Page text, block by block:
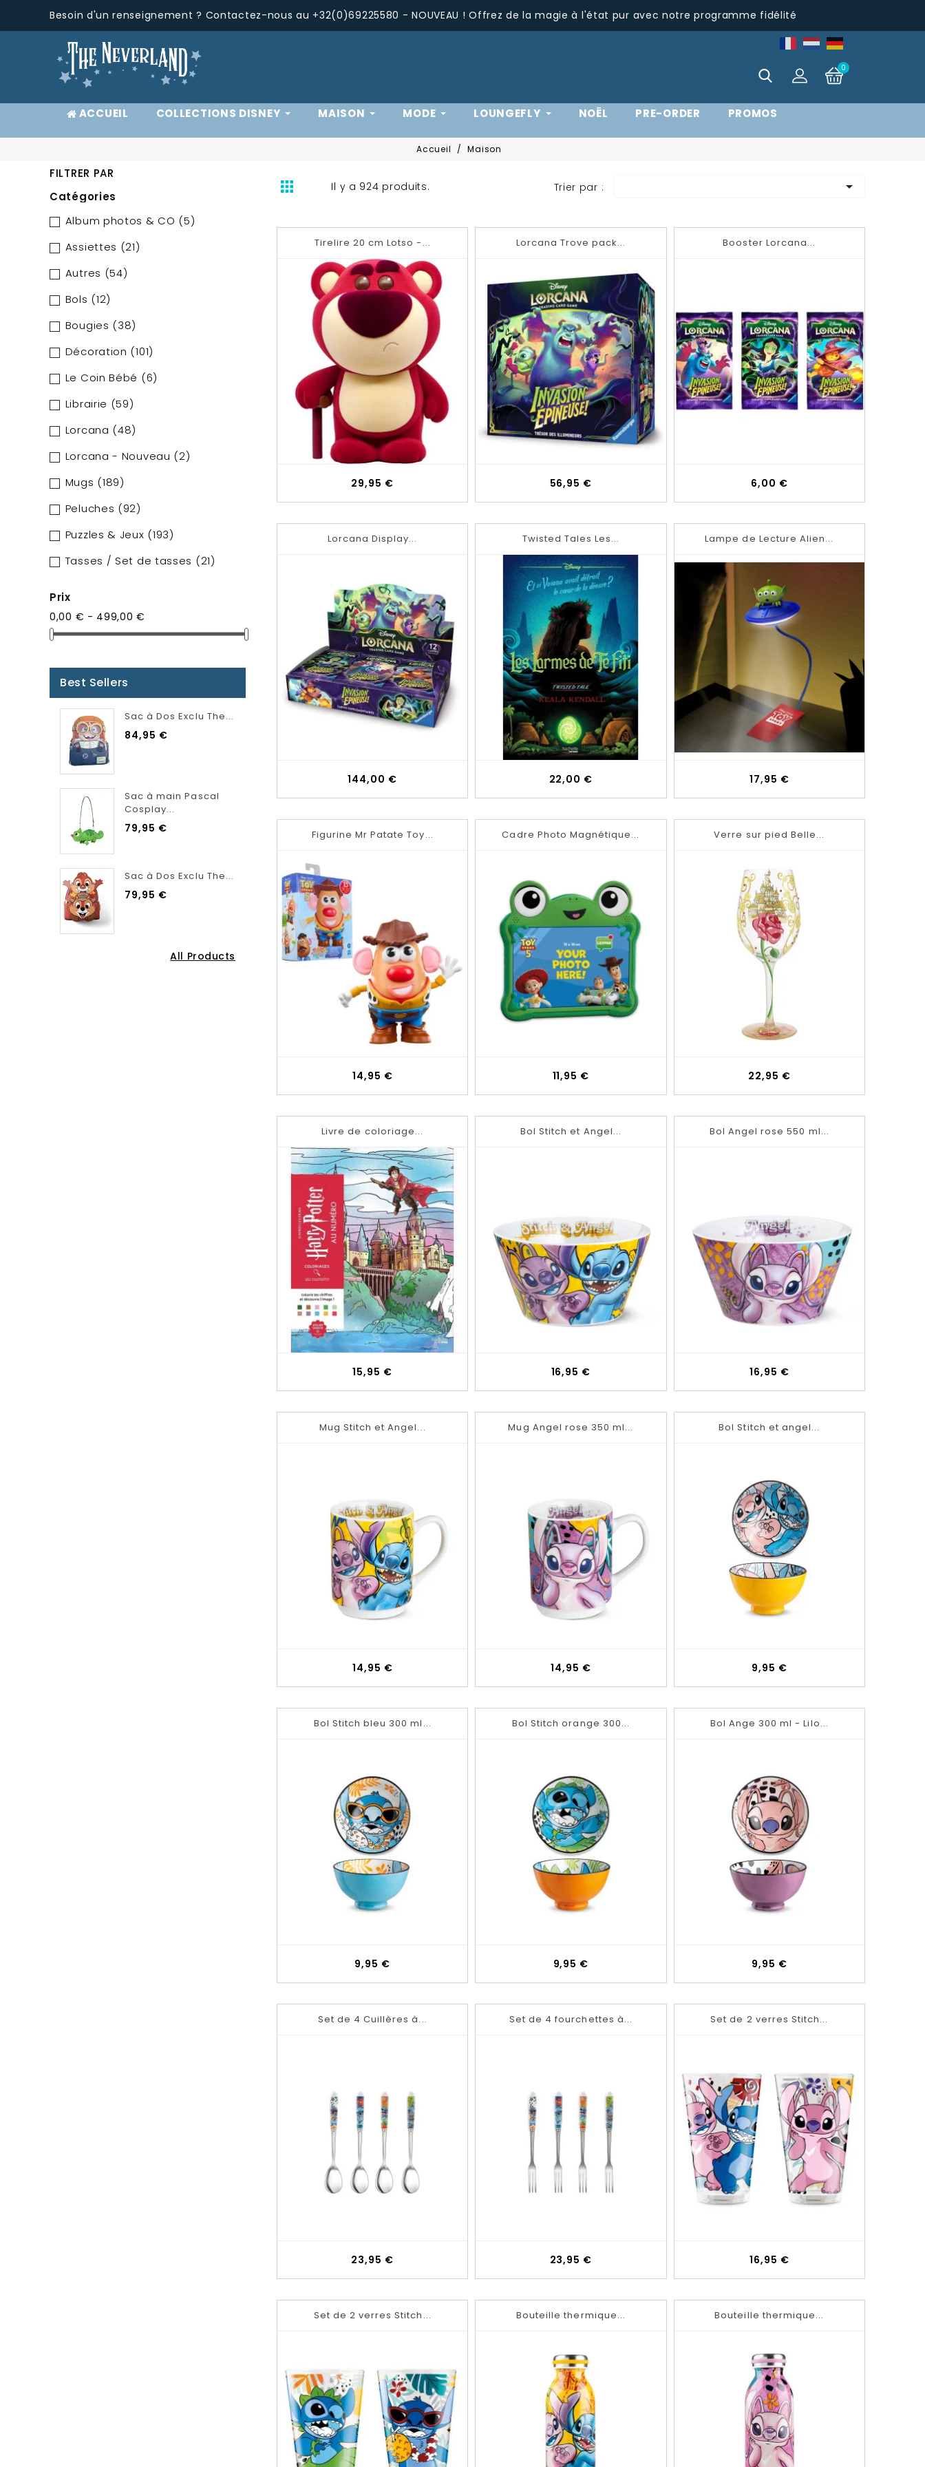
Besoin d'un renseignement ? Contactez-nous au +32(0)69225580 - NOUVEAU ! Offrez de la magie à l'état pur avec notre programme fidélité
0
ACCUEIL COLLECTIONS DISNEY MAISON MODE LOUNGEFLY NOËL PRE-ORDER PROMOS
Accueil Maison
FILTRER PAR
Catégories
Album photos & CO (5)
Assiettes (21)
Autres (54)
Bols (12)
Bougies (38)
Décoration (101)
Le Coin Bébé (6)
Librairie (59)
Lorcana (48)
Lorcana - Nouveau (2)
Mugs (189)
Peluches (92)
Puzzles & Jeux (193)
Tasses / Set de tasses (21)
Prix
0,00 € - 499,00 €
Best Sellers
Sac à Dos Exclu The...
84,95 €
Sac à main Pascal
Cosplay...
79,95 €
Sac à Dos Exclu The...
79,95 €
All Products
Il y a 924 produits. Trier par : 
Tirelire 20 cm Lotso -...
29,95 €
Lorcana Trove pack...
56,95 €
Booster Lorcana...
6,00 €Prix
Lorcana Display...
144,00 €
Twisted Tales Les...
22,00 €
Lampe de Lecture Alien...
17,95 €Prix
Figurine Mr Patate Toy...
14,95 €Prix
Cadre Photo Magnétique...
11,95 €
Verre sur pied Belle...
22,95 €Prix
Livre de coloriage...
15,95 €
Bol Stitch et Angel...
16,95 €
Bol Angel rose 550 ml...
16,95 €Prix
Mug Stitch et Angel...
14,95 €Prix
Mug Angel rose 350 ml...
14,95 €Prix
Bol Stitch et angel...
9,95 €Prix
Bol Stitch bleu 300 ml...
9,95 €
Bol Stitch orange 300...
9,95 €
Bol Ange 300 ml - Lilo...
9,95 €Prix
Set de 4 Cuillères à...
23,95 €
Set de 4 fourchettes à...
23,95 €
Set de 2 verres Stitch...
16,95 €Prix
Set de 2 verres Stitch... Bouteille thermique... Bouteille thermique...